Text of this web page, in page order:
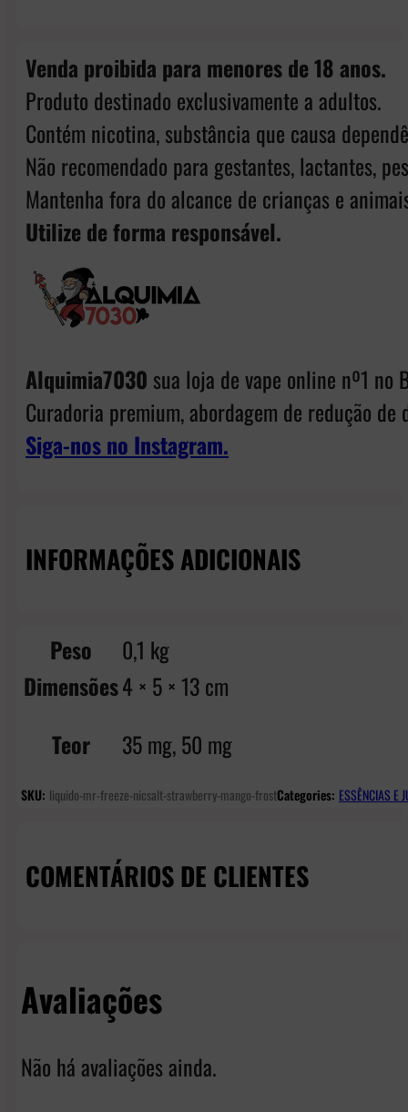
Venda proibida para menores de 18 anos.
Produto destinado exclusivamente a adultos.
Contém nicotina, substância que causa
Não recomendado para gestantes, lactantes,
Mantenha fora do alcance de crianças e
Utilize de forma responsável.
Alquimia7030 sua loja de vape online nº1 no
Curadoria premium, abordagem de redução
Siga-nos no Instagram.
INFORMAÇÕES ADICIONAIS
Peso
0,1 kg
Dimensões4 × 5 × 13 cm
Teor
35 mg, 50 mg
SKU: liquido-mr-freeze-nicsalt-strawberry-mango-frostCategories: ESSÊNCIAS E
COMENTÁRIOS DE CLIENTES
Avaliações
Não há avaliações ainda.